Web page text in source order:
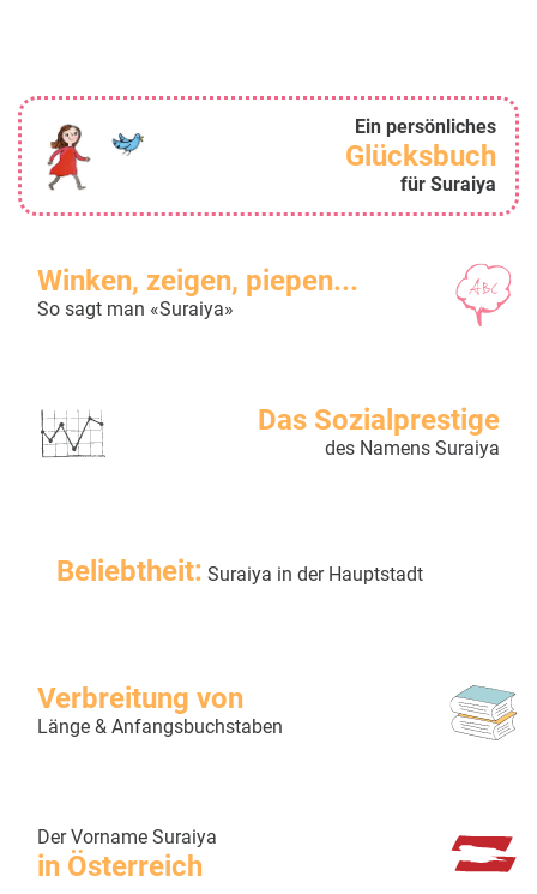
Ein persönliches
Glücksbuch
für Suraiya
Winken, zeigen, piepen...
So sagt man «Suraiya»
Das Sozialprestige
des Namens Suraiya
Beliebtheit: Suraiya in der Hauptstadt
Verbreitung von
Länge & Anfangsbuchstaben
Der Vorname Suraiya
in Österreich